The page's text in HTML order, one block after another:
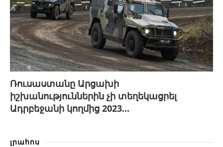
Ռուսաստանը Արցախի
իշխանություններին չի տեղեկացրել
Ադրբեջանի կողմից 2023...
լրահոս